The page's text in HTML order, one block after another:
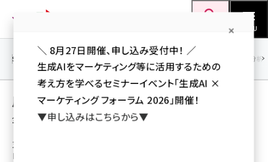
ン
MENU
SEO マーケティング／広告 SNS アクセス解析／データ分析
用語「オンライン」 が使われている記事の一覧
全 87 記事中 1 ～ 50 を表示中
ヌーラボがオンラインで作図・公開ができるド
ローツール「Cacoo」を提供開始
＼ 8月27日開催、申し込み受付中！ ／
生成AIをマーケティング等に活用するための
考え方を学べるセミナーイベント「生成AI ×
マーケティング フォーラム 2026」開催！
▼申し込みはこちらから▼